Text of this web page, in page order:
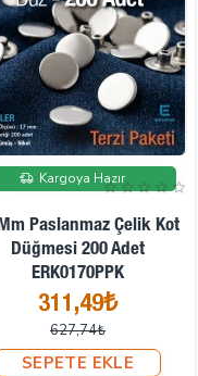
İndirimde
Kargoya Hazır
Paslanmaz Çelik Kot
Düğmesi 200 Adet
ERK0170PPK
311,49₺
627,74₺
SEPETE EKLE